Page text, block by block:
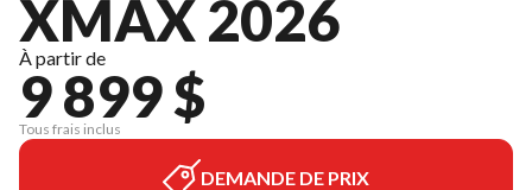
XMAX 2026
À partir de
9 899 $
Tous frais inclus
DEMANDE DE PRIX